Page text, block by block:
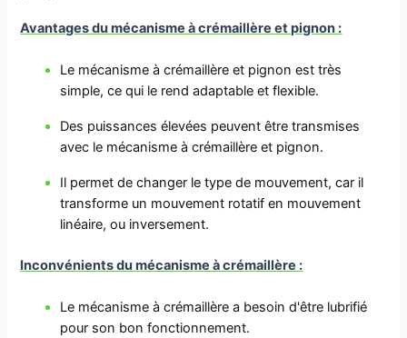
Avantages du mécanisme à crémaillère et pignon :
Le mécanisme à crémaillère et pignon est très
simple, ce qui le rend adaptable et flexible.
Des puissances élevées peuvent être transmises
avec le mécanisme à crémaillère et pignon.
Il permet de changer le type de mouvement, car il
transforme un mouvement rotatif en mouvement
linéaire, ou inversement.
Inconvénientsdu mécanisme à crémaillère :
Le mécanisme à crémaillère a besoin d'être lubrifié
pour son bon fonctionnement.